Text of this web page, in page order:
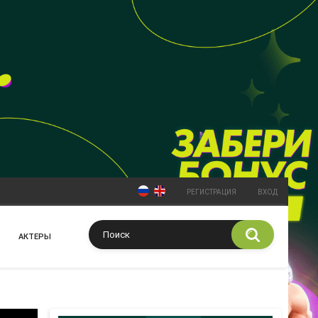
РЕГИСТРАЦИЯ ВХОД
АКТЕРЫ